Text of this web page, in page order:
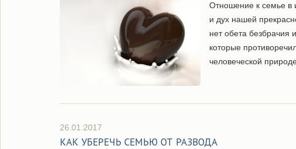
Отношение к семье в
и дух нашей
нет обета безбрачия
которые
человеческой
26.01.2017
КАК УБЕРЕЧЬ СЕМЬЮ ОТ РАЗВОДА